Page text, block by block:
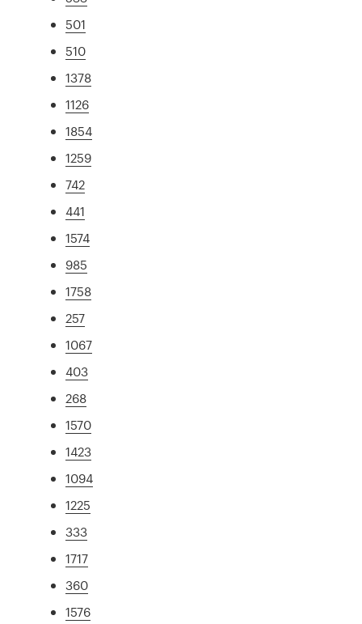
501
510
1378
1126
1854
1259
742
441
1574
985
1758
257
1067
403
268
1570
1423
1094
1225
333
1717
360
1576